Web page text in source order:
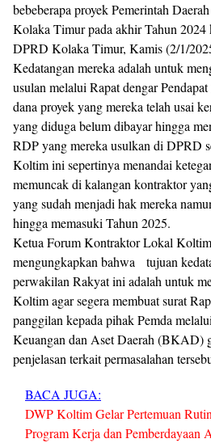
bebeberapa proyek Pemerintah
Kolaka Timur pada akhir Tahun
DPRD Kolaka Timur, Kamis (2/1/
Kedatangan mereka adalah untuk
usulan melalui Rapat dengar
dana proyek yang mereka telah usai
yang diduga belum dibayar hingga
RDP yang mereka usulkan di DPRD
Koltim ini sepertinya menandai
memuncak di kalangan kontraktor
yang sudah menjadi hak mereka
hingga memasuki Tahun 2025.
Ketua Forum Kontraktor Lokal
mengungkapkan bahwa tujuan
perwakilan Rakyat ini adalah untuk
Koltim agar segera membuat surat
panggilan kepada pihak Pemda
Keuangan dan Aset Daerah (BKAD)
penjelasan terkait permasalahan
BACA JUGA:
DWP Koltim Gelar Pertemuan
Program Kerja dan Pemberdayaan